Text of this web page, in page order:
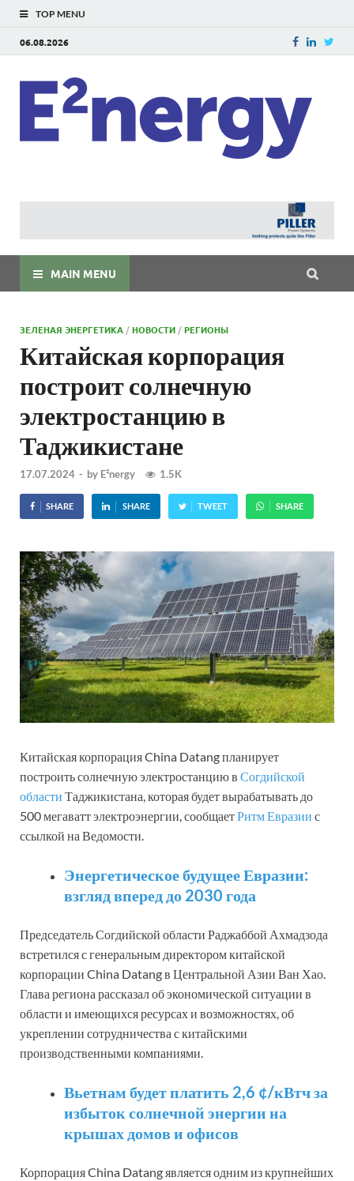
TOP MENU
06.08.2026
MAIN MENU
ЗЕЛЕНАЯ ЭНЕРГЕТИКА /НОВОСТИ /РЕГИОНЫ
Китайская корпорация
построит солнечную
электростанцию в
Таджикистане
17.07.2024 - by E²nergy 1.5K
SHARE SHARE TWEET SHARE
Китайская корпорация China Datang планирует
построить солнечную электростанцию в Согдийской
области Таджикистана, которая будет вырабатывать до
500 мегаватт электроэнергии, сообщаетРитм Евразии с
ссылкой на Ведомости.
Энергетическое будущее Евразии:
взгляд вперед до 2030 года
Председатель Согдийской области Раджаббой Ахмадзода
встретился с генеральным директором китайской
корпорации China Datang в Центральной Азии Ван Хао.
Глава региона рассказал об экономической ситуации в
области и имеющихся ресурсах и возможностях, об
укреплении сотрудничества с китайскими
производственными компаниями.
Вьетнам будет платить 2,6 ¢/кВтч за
избыток солнечной энергии на
крышах домов и офисов
Корпорация China Datang является одним из крупнейших